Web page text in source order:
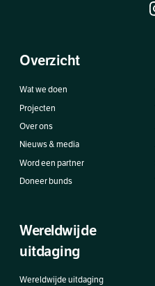
Overzicht
Wat we doen
Projecten
Over ons
Nieuws & media
Word een partner
Doneer bunds
Wereldwijde
uitdaging
Wereldwijde uitdaging